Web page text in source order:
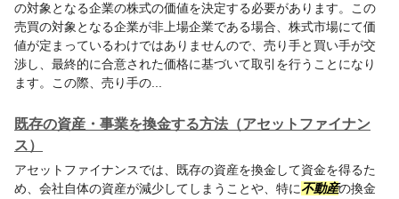
の対象となる企業の株式の価値を決定する必要があります。この
売買の対象となる企業が非上場企業である場合、株式市場にて価
値が定まっているわけではありませんので、売り手と買い手が交
渉し、最終的に合意された価格に基づいて取引を行うことになり
ます。この際、売り手の...
既存の資産・事業を換金する方法（アセットファイナン
ス）
アセットファイナンスでは、既存の資産を換金して資金を得るた
め、会社自体の資産が減少してしまうことや、特に不動産の換金